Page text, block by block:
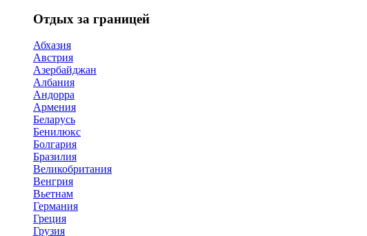
Отдых за границей
Абхазия
Австрия
Азербайджан
Албания
Андорра
Армения
Беларусь
Бенилюкс
Болгария
Бразилия
Великобритания
Венгрия
Вьетнам
Германия
Греция
Грузия